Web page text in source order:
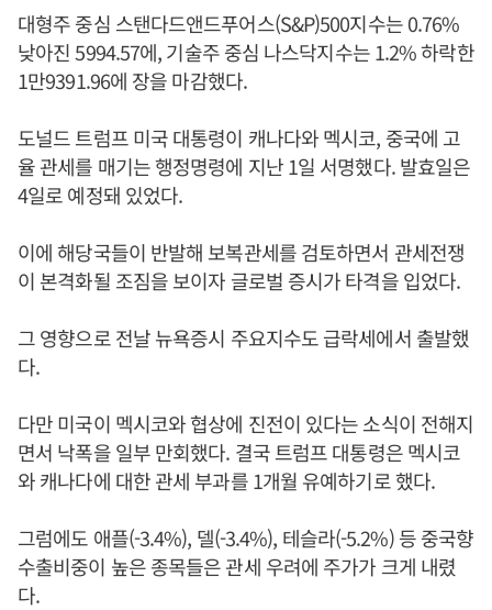
대형주 중심 스탠다드앤드푸어스(S&P)500지수는 0.76%
낮아진 5994.57에, 기술주 중심 나스닥지수는 1.2% 하락한
1만9391.96에 장을 마감했다.
도널드 트럼프 미국 대통령이 캐나다와 멕시코, 중국에 고
율 관세를 매기는 행정명령에 지난 1일 서명했다. 발효일은
4일로 예정돼 있었다.
이에 해당국들이 반발해 보복관세를 검토하면서 관세전쟁
이 본격화될 조짐을 보이자 글로벌 증시가 타격을 입었다.
그 영향으로 전날 뉴욕증시 주요지수도 급락세에서 출발했
다.
다만 미국이 멕시코와 협상에 진전이 있다는 소식이 전해지
면서 낙폭을 일부 만회했다. 결국 트럼프 대통령은 멕시코
와 캐나다에 대한 관세 부과를 1개월 유예하기로 했다.
그럼에도 애플(-3.4%), 델(-3.4%), 테슬라(-5.2%) 등 중국향
수출비중이 높은 종목들은 관세 우려에 주가가 크게 내렸
다.